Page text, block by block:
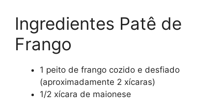
Ingredientes Patê de
Frango
1 peito de frango cozido e desfiado
(aproximadamente 2 xícaras)
1/2 xícara de maionese